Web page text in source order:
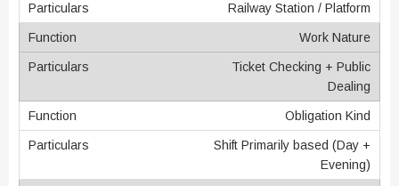
Railway Station / Platform
Work Nature
Ticket Checking + Public
Dealing
Obligation Kind
Shift Primarily based (Day +
Evening)